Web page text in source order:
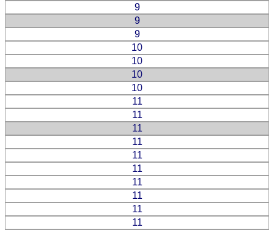
9
9
9
10
10
10
10
11
11
11
11
11
11
11
11
11
11